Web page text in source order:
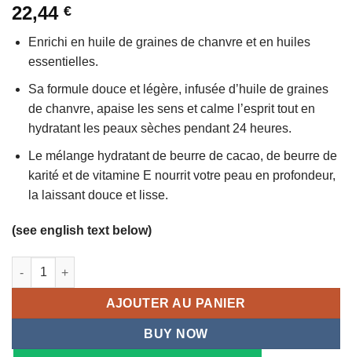
5
22,44 €
Enrichi en huile de graines de chanvre et en huiles
essentielles.
Sa formule douce et légère, infusée d’huile de graines
de chanvre, apaise les sens et calme l’esprit tout en
hydratant les peaux sèches pendant 24 heures.
Le mélange hydratant de beurre de cacao, de beurre de
karité et de vitamine E nourrit votre peau en profondeur,
la laissant douce et lisse.
(see english text below)
quantité de Lait Corporel Hydratant et Relaxant au Cannabis
AJOUTER AU PANIER
BUY NOW